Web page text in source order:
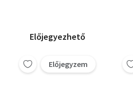
Előjegyezhető
Előjegyzem